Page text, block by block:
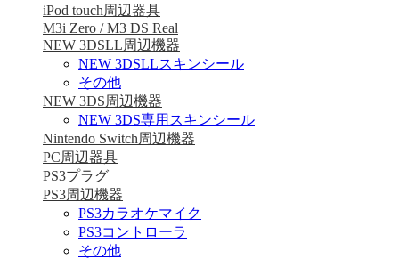
iPod touch周辺器具
M3i Zero / M3 DS Real
NEW 3DSLL周辺機器
NEW 3DSLLスキンシール
その他
NEW 3DS周辺機器
NEW 3DS専用スキンシール
Nintendo Switch周辺機器
PC周辺器具
PS3プラグ
PS3周辺機器
PS3カラオケマイク
PS3コントローラ
その他